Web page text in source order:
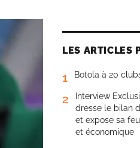
LES ARTICLES
1 Botola à 20
2
Interview
dresse le bilan
et expose sa
et économique